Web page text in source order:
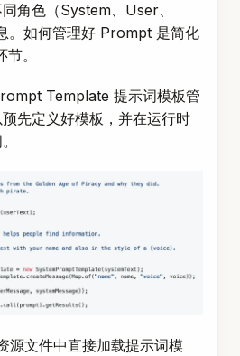
角色（System、User、
。如何管理好 Prompt 是简化
。
Template 提示词模板管
先定义好模板，并在运行时
源文件中直接加载提示词模